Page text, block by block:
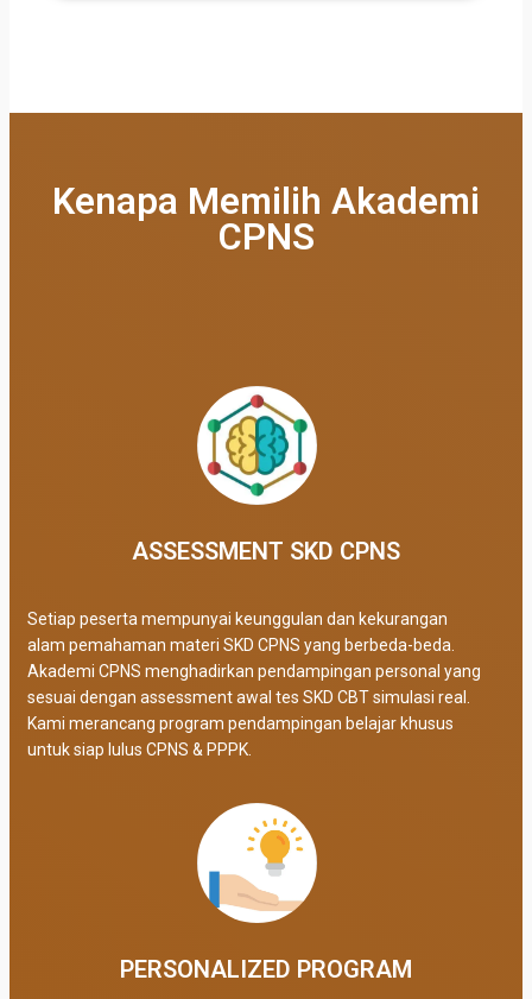
Kenapa Memilih Akademi
CPNS
ASSESSMENT SKD CPNS
Setiap peserta mempunyai keunggulan dan kekurangan
alam pemahaman materi SKD CPNS yang berbeda-beda.
Akademi CPNS menghadirkan pendampingan personal yang
sesuai dengan assessment awal tes SKD CBT simulasi real.
Kami merancang program pendampingan belajar khusus
untuk siap lulus CPNS & PPPK.
PERSONALIZED PROGRAM​